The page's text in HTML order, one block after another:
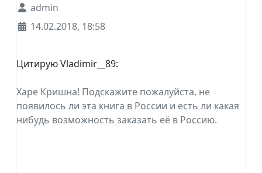
admin
14.02.2018, 18:58
Цитирую Vladimir__89:
Харе Кришна! Подскажите пожалуйста, не
появилось ли эта книга в России и есть ли какая
нибудь возможность заказать её в Россию.